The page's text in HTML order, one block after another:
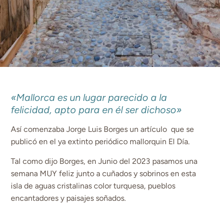
«Mallorca es un lugar parecido a la
felicidad, apto para en él ser dichoso»
Así comenzaba Jorge Luis Borges un artículo que se
publicó en el ya extinto periódico mallorquin El Día.
Tal como dijo Borges, en Junio del 2023 pasamos una
semana MUY feliz junto a cuñados y sobrinos en esta
isla de aguas cristalinas color turquesa, pueblos
encantadores y paisajes soñados.